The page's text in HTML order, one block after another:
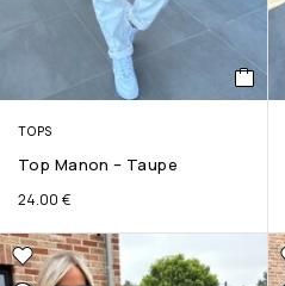
TOPS
Top Manon – Taupe
24.00 €